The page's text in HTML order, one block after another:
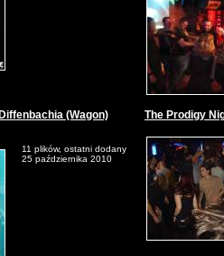
(Wagon)
11 plików, ostatni dodany
25 października 2010
The Prodigy